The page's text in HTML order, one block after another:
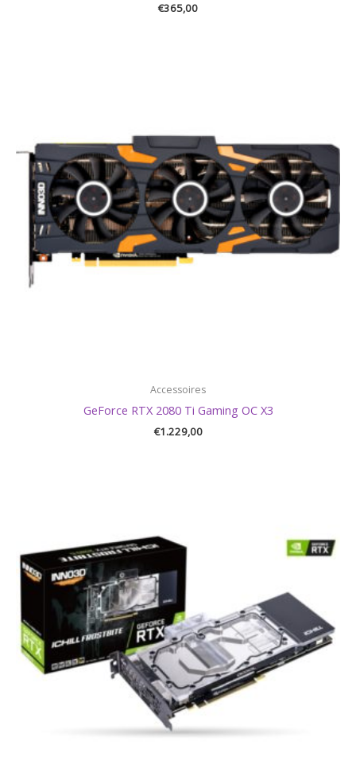
€365,00
Accessoires
GeForce RTX 2080 Ti Gaming OC X3
€1.229,00